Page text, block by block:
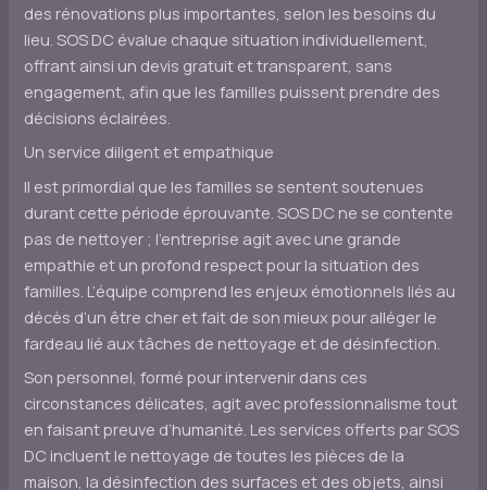
des rénovations plus importantes, selon les besoins du
lieu. SOS DC évalue chaque situation individuellement,
offrant ainsi un devis gratuit et transparent, sans
engagement, afin que les familles puissent prendre des
décisions éclairées.
Un service diligent et empathique
Il est primordial que les familles se sentent soutenues
durant cette période éprouvante. SOS DC ne se contente
pas de nettoyer ; l’entreprise agit avec une grande
empathie et un profond respect pour la situation des
familles. L’équipe comprend les enjeux émotionnels liés au
décès d’un être cher et fait de son mieux pour alléger le
fardeau lié aux tâches de nettoyage et de désinfection.
Son personnel, formé pour intervenir dans ces
circonstances délicates, agit avec professionnalisme tout
en faisant preuve d’humanité. Les services offerts par SOS
DC incluent le nettoyage de toutes les pièces de la
maison, la désinfection des surfaces et des objets, ainsi